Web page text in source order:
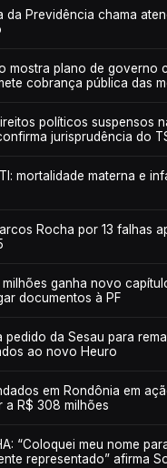
da Previdência chama
mostra plano de governo
cobrança pública das
políticos suspensos
jurisprudência do
mortalidade materna e
Rocha por 13 falhas
ganha novo
documentos à PF
pedido da Sesau para
ao novo Heuro
em Rondônia em
a R$ 308 milhões
“Coloquei meu nome
representado” afirma